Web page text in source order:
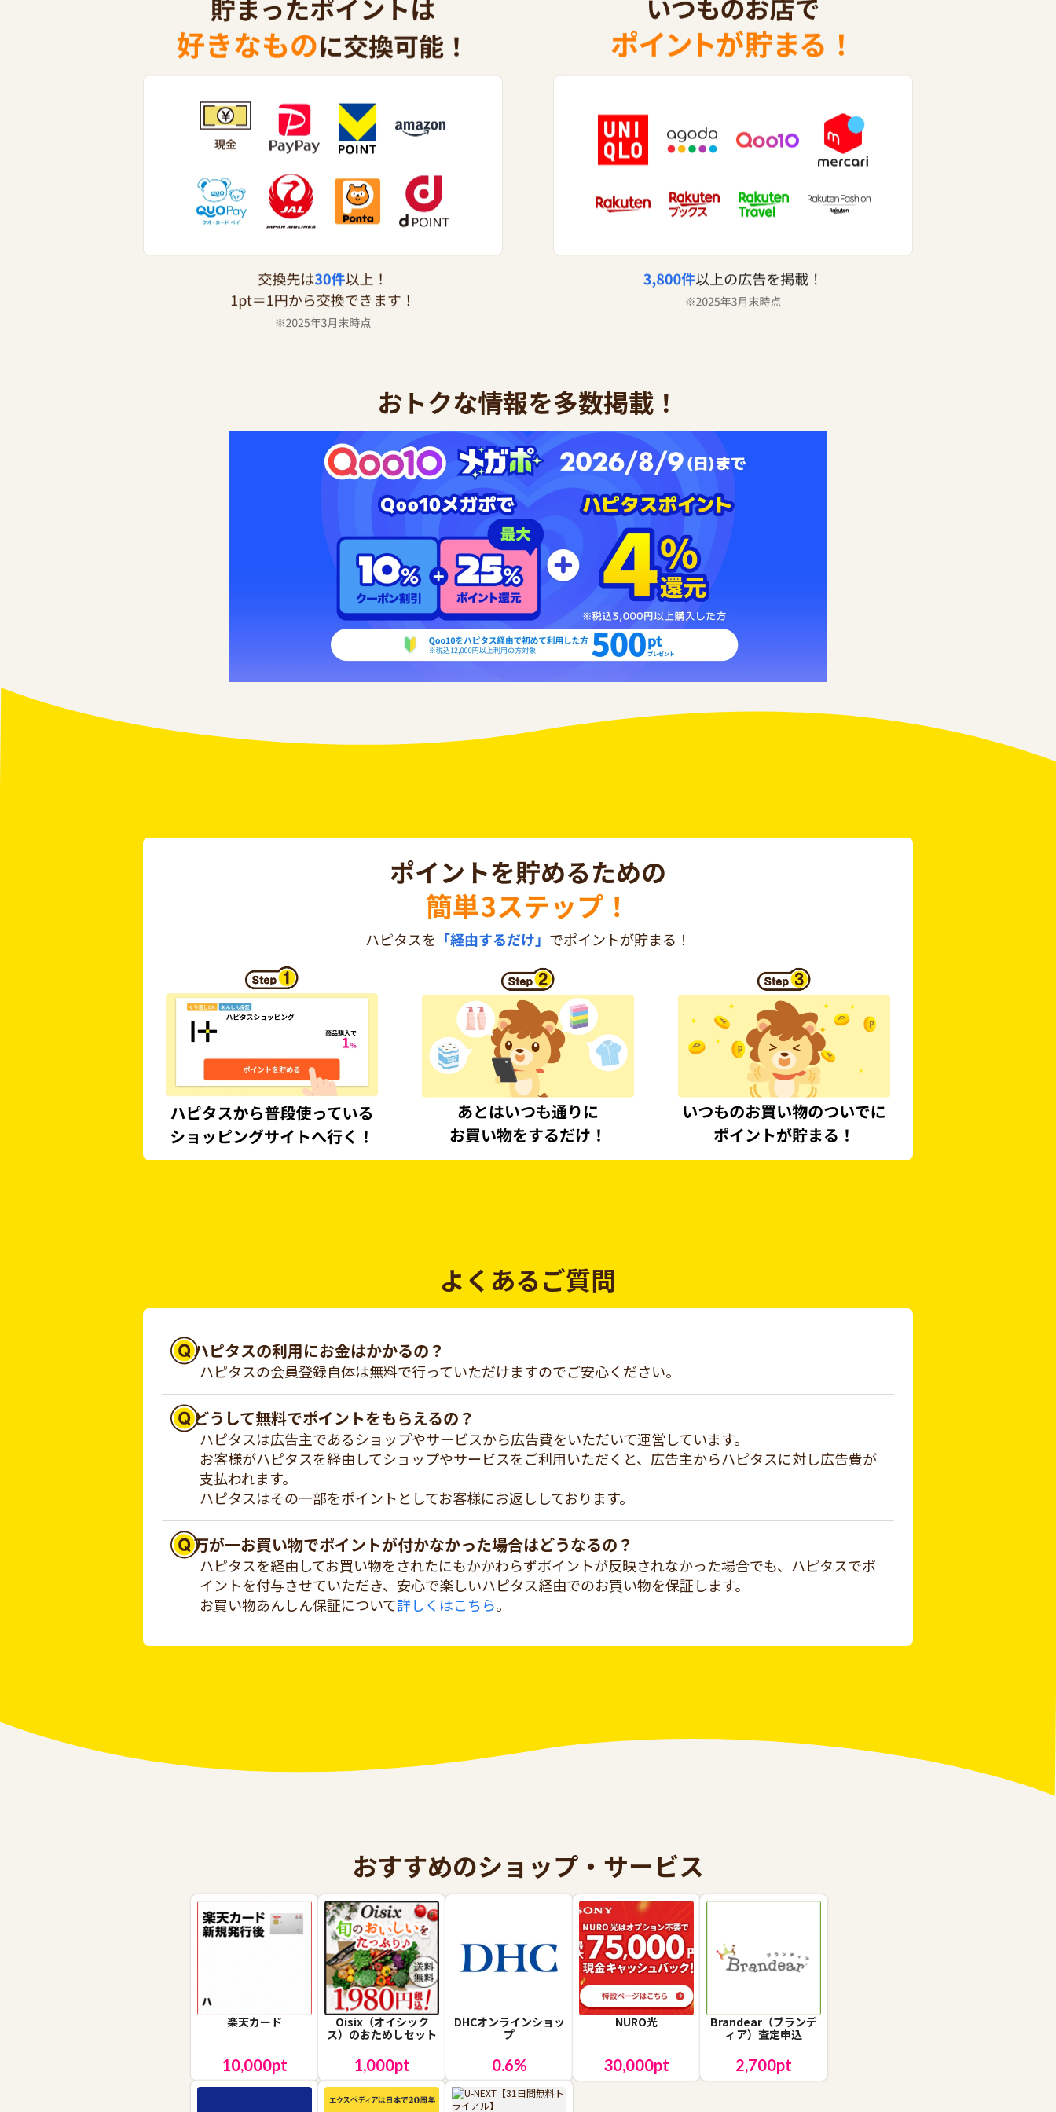
おトクな情報を多数掲載！
よくあるご質問
ハピタスの利用にお金はかかるの？
ハピタスの会員登録自体は無料で行っていただけますのでご安心ください。
どうして無料でポイントをもらえるの？
ハピタスは広告主であるショップやサービスから広告費をいただいて運営しています。
お客様がハピタスを経由してショップやサービスをご利用いただくと、広告主からハピタスに対し広告費が
支払われます。
ハピタスはその一部をポイントとしてお客様にお返ししております。
万が一お買い物でポイントが付かなかった場合はどうなるの？
ハピタスを経由してお買い物をされたにもかかわらずポイントが反映されなかった場合でも、ハピタスでポ
イントを付与させていただき、安心で楽しいハピタス経由でのお買い物を保証します。
お買い物あんしん保証について詳しくはこちら。
おすすめのショップ・サービス
楽天カード
10,000pt
Oisix（オイシック
ス）のおためしセット
1,000pt
DHCオンラインショッ
プ
0.6%
NURO光
30,000pt
Brandear（ブランデ
ィア）査定申込
2,700pt